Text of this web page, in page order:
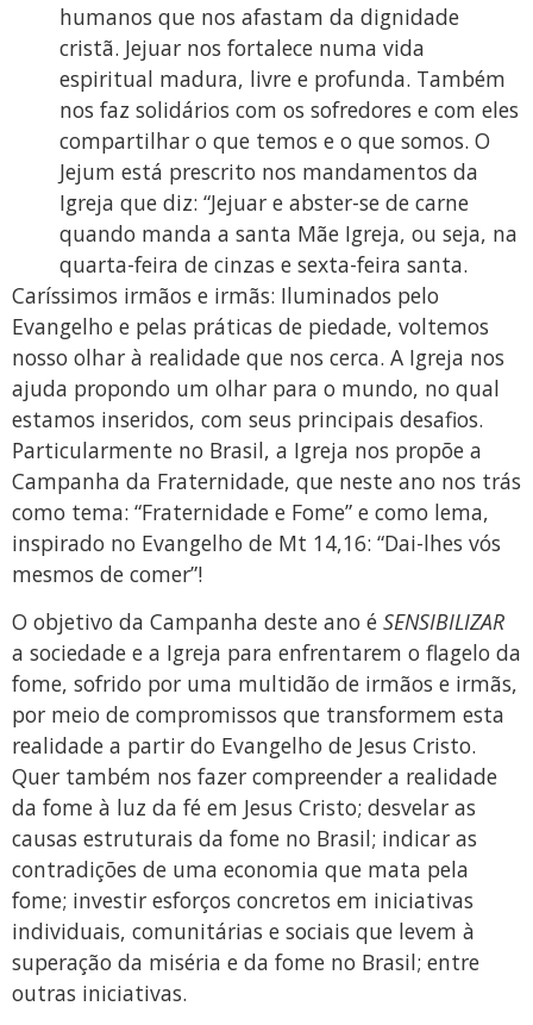
humanos que nos afastam da dignidade
cristã. Jejuar nos fortalece numa vida
espiritual madura, livre e profunda. Também
nos faz solidários com os sofredores e com eles
compartilhar o que temos e o que somos. O
Jejum está prescrito nos mandamentos da
Igreja que diz: “Jejuar e abster-se de carne
quando manda a santa Mãe Igreja, ou seja, na
quarta-feira de cinzas e sexta-feira santa.
Caríssimos irmãos e irmãs: Iluminados pelo
Evangelho e pelas práticas de piedade, voltemos
nosso olhar à realidade que nos cerca. A Igreja nos
ajuda propondo um olhar para o mundo, no qual
estamos inseridos, com seus principais desafios.
Particularmente no Brasil, a Igreja nos propõe a
Campanha da Fraternidade, que neste ano nos trás
como tema: “Fraternidade e Fome” e como lema,
inspirado no Evangelho de Mt 14,16: “Dai-lhes vós
mesmos de comer”!
O objetivo da Campanha deste ano é SENSIBILIZAR
a sociedade e a Igreja para enfrentarem o flagelo da
fome, sofrido por uma multidão de irmãos e irmãs,
por meio de compromissos que transformem esta
realidade a partir do Evangelho de Jesus Cristo.
Quer também nos fazer compreender a realidade
da fome à luz da fé em Jesus Cristo; desvelar as
causas estruturais da fome no Brasil; indicar as
contradições de uma economia que mata pela
fome; investir esforços concretos em iniciativas
individuais, comunitárias e sociais que levem à
superação da miséria e da fome no Brasil; entre
outras iniciativas.